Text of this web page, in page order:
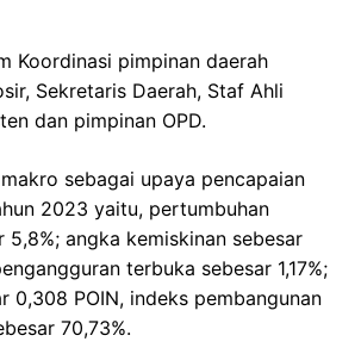
Koordinasi pimpinan daerah
Sekretaris Daerah, Staf Ahli
dan pimpinan OPD.
sebagai upaya pencapaian
2023 yaitu, pertumbuhan
5,8%; angka kemiskinan sebesar
terbuka sebesar 1,17%;
0,308 POIN, indeks pembangunan
70,73%.